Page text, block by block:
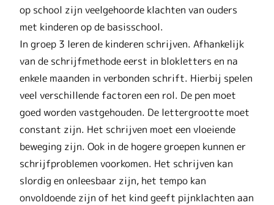
op school zijn veelgehoorde klachten van ouders
met kinderen op de basisschool.
In groep 3 leren de kinderen schrijven. Afhankelijk
van de schrijfmethode eerst in blokletters en na
enkele maanden in verbonden schrift. Hierbij spelen
veel verschillende factoren een rol. De pen moet
goed worden vastgehouden. De lettergrootte moet
constant zijn. Het schrijven moet een vloeiende
beweging zijn. Ook in de hogere groepen kunnen er
schrijfproblemen voorkomen. Het schrijven kan
slordig en onleesbaar zijn, het tempo kan
onvoldoende zijn of het kind geeft pijnklachten aan